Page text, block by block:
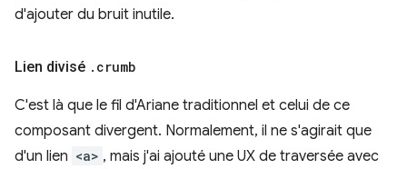
d'ajouter du bruit inutile.
Lien divisé . crumb
C'est là que le fil d'Ariane traditionnel et celui de ce
composant divergent. Normalement, il ne s'agirait que
d'un lien <a> , mais j'ai ajouté une UX de traversée avec